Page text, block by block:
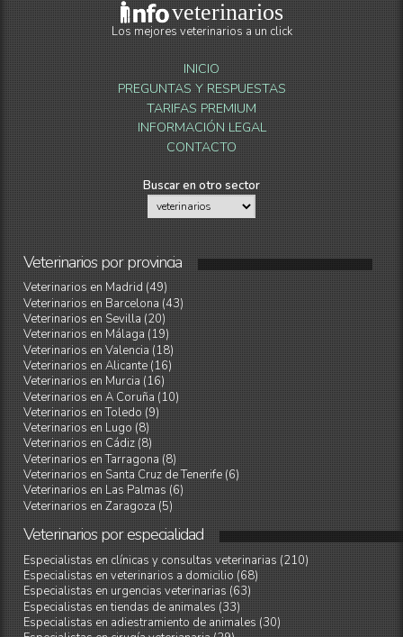
veterinarios
Los mejores veterinarios a un click
INICIO
PREGUNTAS Y RESPUESTAS
TARIFAS PREMIUM
INFORMACIÓN LEGAL
CONTACTO
Buscar en otro sector
Veterinariosporprovincia
Veterinarios en Madrid (49)
Veterinarios en Barcelona (43)
Veterinarios en Sevilla (20)
Veterinarios en Málaga (19)
Veterinarios en Valencia (18)
Veterinarios en Alicante (16)
Veterinarios en Murcia (16)
Veterinarios en A Coruña (10)
Veterinarios en Toledo (9)
Veterinarios en Lugo (8)
Veterinarios en Cádiz (8)
Veterinarios en Tarragona (8)
Veterinarios en Santa Cruz de Tenerife (6)
Veterinarios en Las Palmas (6)
Veterinarios en Zaragoza (5)
Veterinariosporespecialidad
Especialistas en clínicas y consultas veterinarias (210)
Especialistas en veterinarios a domicilio (68)
Especialistas en urgencias veterinarias (63)
Especialistas en tiendas de animales (33)
Especialistas en adiestramiento de animales (30)